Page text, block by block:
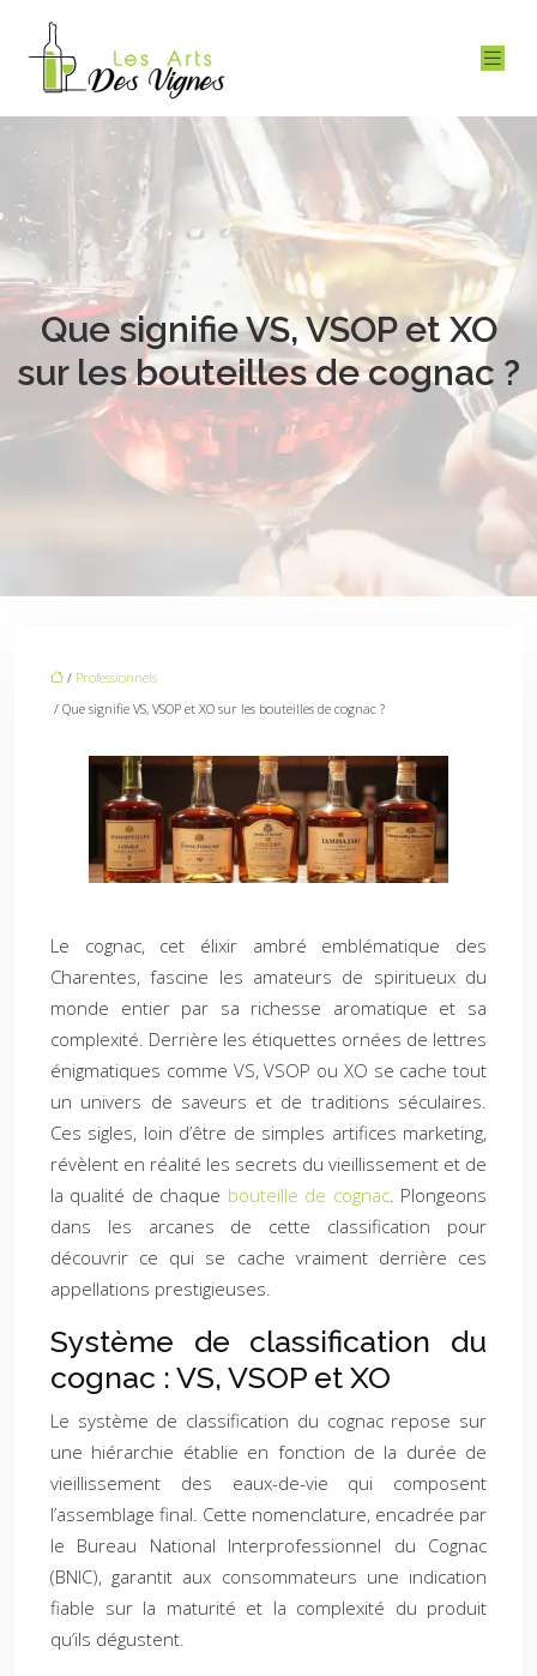
Que signifie VS, VSOP et XO
sur les bouteilles de cognac ?
/ Professionnels
/ Que signifie VS, VSOP et XO sur les bouteilles de cognac ?
Le cognac, cet élixir ambré emblématique des
Charentes, fascine les amateurs de spiritueux du
monde entier par sa richesse aromatique et sa
complexité. Derrière les étiquettes ornées de lettres
énigmatiques comme VS, VSOP ou XO se cache tout
un univers de saveurs et de traditions séculaires.
Ces sigles, loin d’être de simples artifices marketing,
révèlent en réalité les secrets du vieillissement et de
la qualité de chaque bouteille de cognac. Plongeons
dans les arcanes de cette classification pour
découvrir ce qui se cache vraiment derrière ces
appellations prestigieuses.
Système de classification du
cognac : VS, VSOP et XO
Le système de classification du cognac repose sur
une hiérarchie établie en fonction de la durée de
vieillissement des eaux-de-vie qui composent
l’assemblage final. Cette nomenclature, encadrée par
le Bureau National Interprofessionnel du Cognac
(BNIC), garantit aux consommateurs une indication
fiable sur la maturité et la complexité du produit
qu’ils dégustent.